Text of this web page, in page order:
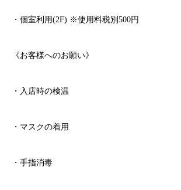
・個室利用(2F) ※使用料税別 500円
《お客様へのお願い》
・入店時の検温
・マスクの着用
・手指消毒